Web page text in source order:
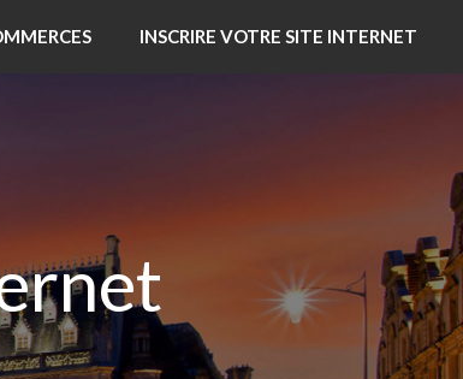
INSCRIRE VOTRE SITE INTERNET